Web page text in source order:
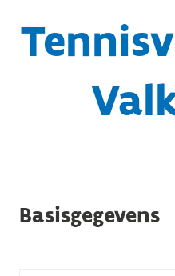
Basisgegevens